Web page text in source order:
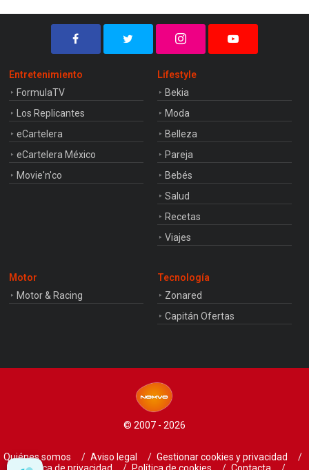
Entretenimiento
FormulaTV
Los Replicantes
eCartelera
eCartelera México
Movie'n'co
Lifestyle
Bekia
Moda
Belleza
Pareja
Bebés
Salud
Recetas
Viajes
Motor
Motor & Racing
Tecnología
Zonared
Capitán Ofertas
© 2007 - 2026
Quiénes somos Aviso legal
Gestionar cookies y privacidad
Política de privacidad
Política de cookies Contacta